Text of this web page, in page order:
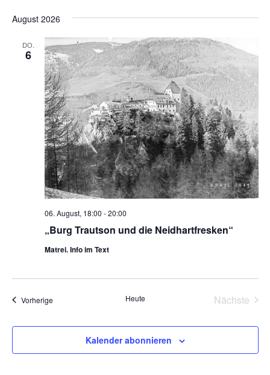
August 2026
DO.
6
„Burg Trautson und die Neidhartfresken“
06. August, 18:00 -20:00
Matrei. Info im Text
VorherigeVeranstaltungen Heute
Nächste
Kalender abonnieren